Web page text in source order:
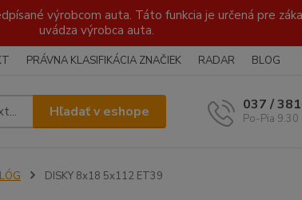
výrobcom auta. Táto funkcia je určená pre
uvádza výrobca auta.
PRÁVNA KLASIFIKÁCIA ZNAČIEK RADAR BLOG
Hľadať v eshope 037 /
Po-Pia
DISKY 8x18 5x112 ET39